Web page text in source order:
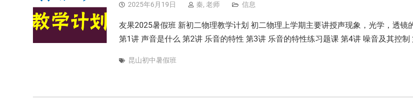
2025年6月19日 秦, 老师 信息
友果2025暑假班 新初二物理教学计划 初二物理上学期主要讲授声现象，光学，透镜
第1讲 声音是什么 第2讲 乐音的特性 第3讲 乐音的特性练习题课 第4讲 噪音及其控制
昆山初中暑假班